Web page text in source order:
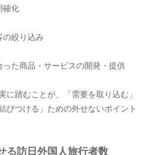
確化
の絞り込み
った商品・サービスの開発・提供
に踏むことが、「需要を取り込む」
びつける」ための外せないポイント
る訪日外国人旅行者数